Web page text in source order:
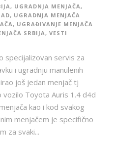
, UGRADNJA MENJAČA,
, UGRADNJA MENJAČA
, UGRAĐIVANJE MENJAČA
SRBIJA, VESTI
specijalizovan servis za
i ugradnju manulenih
još jedan menjač tj
vozilo Toyota Auris 1.4 d4d
kao i kod svakog
menjačem je specifično
za svaki...